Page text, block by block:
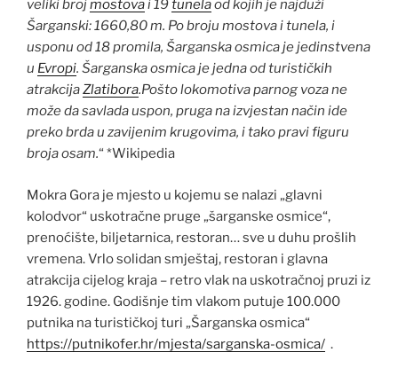
veliki brojmostovai 19tunelaod kojih je najduži
Šarganski: 1660,80 m. Po broju mostova i tunela, i
usponu od 18 promila, Šarganska osmica je jedinstvena
u Evropi. Šarganska osmica je jedna od turističkih
atrakcijaZlatibora.Pošto lokomotiva parnog voza ne
može da savlada uspon, pruga na izvjestan način ide
preko brda u zavijenim krugovima, i tako pravi figuru
broja osam.“ *Wikipedia
Mokra Gora je mjesto u kojemu se nalazi „glavni
kolodvor“ uskotračne pruge „šarganske osmice“,
prenoćište, biljetarnica, restoran… sve u duhu prošlih
vremena. Vrlo solidan smještaj, restoran i glavna
atrakcija cijelog kraja – retro vlak na uskotračnoj pruzi iz
1926. godine. Godišnje tim vlakom putuje 100.000
putnika na turističkoj turi „Šarganska osmica“
https://putnikofer.hr/mjesta/sarganska-osmica/ .